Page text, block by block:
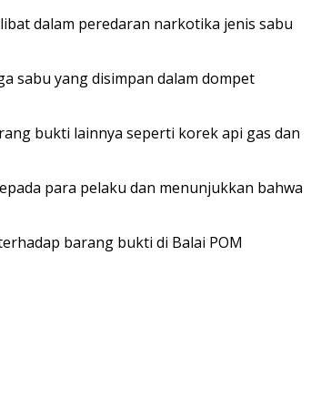
dalam peredaran narkotika jenis sabu
sabu yang disimpan dalam dompet
bukti lainnya seperti korek api gas dan
para pelaku dan menunjukkan bahwa
barang bukti di Balai POM